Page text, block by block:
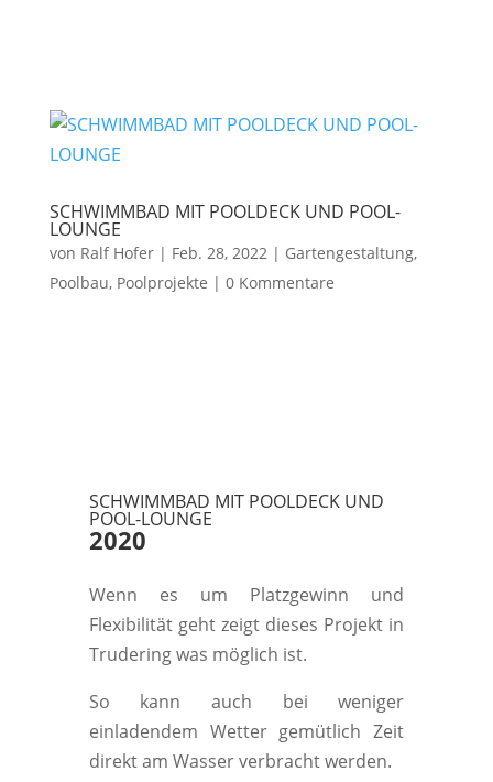
SCHWIMMBAD MIT POOLDECK UND POOL-
LOUNGE
von Ralf Hofer| Feb. 28, 2022| Gartengestaltung,
Poolbau, Poolprojekte | 0 Kommentare
SCHWIMMBAD MIT POOLDECK UND
POOL-LOUNGE
2020
Wenn es um Platzgewinn und
Flexibilität geht zeigt dieses Projekt in
Trudering was möglich ist.
So kann auch bei weniger
einladendem Wetter gemütlich Zeit
direkt am Wasser verbracht werden.